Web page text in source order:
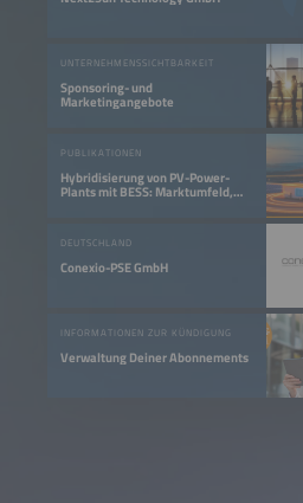
UNTERNEHMENSSICHTBARKEIT
Sponsoring- und
Marketingangebote
PUBLIKATIONEN
Hybridisierung von PV-Power-
Plants mit BESS: Marktumfeld,
DEUTSCHLAND
Conexio-PSE GmbH
INFORMATIONEN ZUR KÜNDIGUNG
Verwaltung Deiner Abonnements